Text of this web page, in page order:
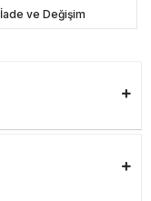
İade ve Değişim